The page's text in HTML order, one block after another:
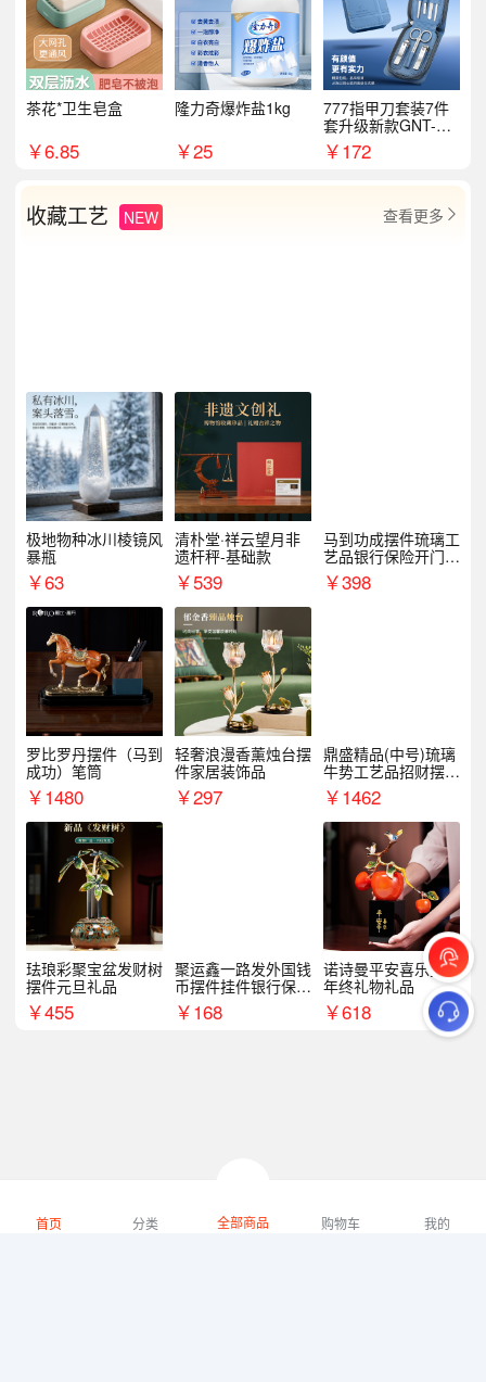
茶花*卫生皂盒
￥6.85
隆力奇爆炸盐1kg
￥25
777指甲刀套装7件
套升级新款GNT-PM
072
￥172
收藏工艺 NEW 查看更多 
极地物种冰川棱镜风
暴瓶
￥63
清朴堂·祥云望月非
遗杆秤-基础款
￥539
马到功成摆件琉璃工
艺品银行保险开门红
周年庆典伴手礼表彰
礼品
￥398
罗比罗丹摆件（马到
成功）笔筒
￥1480
轻奢浪漫香薰烛台摆
件家居装饰品
￥297
鼎盛精品(中号)琉璃
牛势工艺品招财摆件
银行企业商务上市礼
品
￥1462
珐琅彩聚宝盆发财树
摆件元旦礼品
￥455
聚运鑫一路发外国钱
币摆件挂件银行保险
商务礼
￥168
诺诗曼平安喜乐摆件
年终礼物礼品
￥618
首页 分类 全部商品 购物车 我的